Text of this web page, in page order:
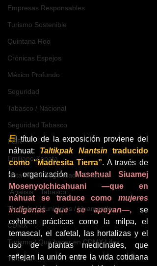
Empresas Responsables
Turismo Sostenible
Quintana Roo
Crónicas Espejos
México Profundo
Seguridad
Tabasco / Nacional
Seguridad Tabasco
FGR
Emiliano Zapata
Nota Roja / Seguridad / Tabasco
`Análisis` `Tabasco`
Tlaxcala / Municipios / Huamantla
CDMX
Turismo / Qué hacer en CDMX Lifes
Turismo
El título de la exposición proviene del
náhuat: Taltikpak Nantsin traducido
como “Madresita Tierra”. A través de
la organización Masehual Siuamej
Mosenyolchicahuani —que en
náhuat se traduce como mujeres
indígenas que se apoyan—, se
exhiben prácticas como la milpa, el
temascal, el cafetal, las hortalizas y el
uso de plantas medicinales, que
reflejan la unión entre la vida cotidiana